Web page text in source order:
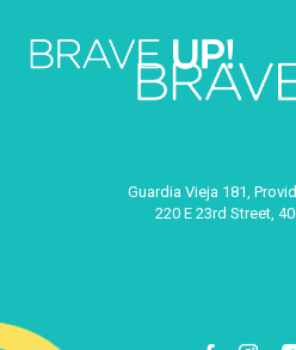
Guardia Vieja 181,
220 E 23rd Street,